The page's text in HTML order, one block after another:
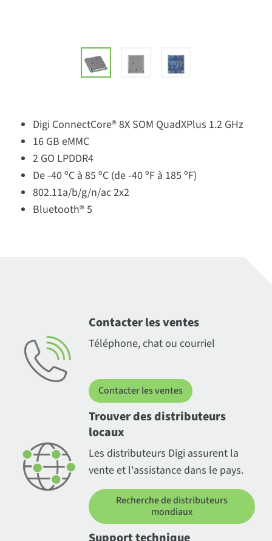
Digi ConnectCore® 8X SOM QuadXPlus 1.2 GHz
16 GB eMMC
2 GO LPDDR4
De -40 ºC à 85 ºC (de -40 ºF à 185 ºF)
802.11a/b/g/n/ac 2x2
Bluetooth® 5
Contacter les ventes
Téléphone, chat ou courriel
Contacter les ventes
Trouver des distributeurs
locaux
Les distributeurs Digi assurent la
vente et l'assistance dans le pays.
Recherche de distributeurs
mondiaux